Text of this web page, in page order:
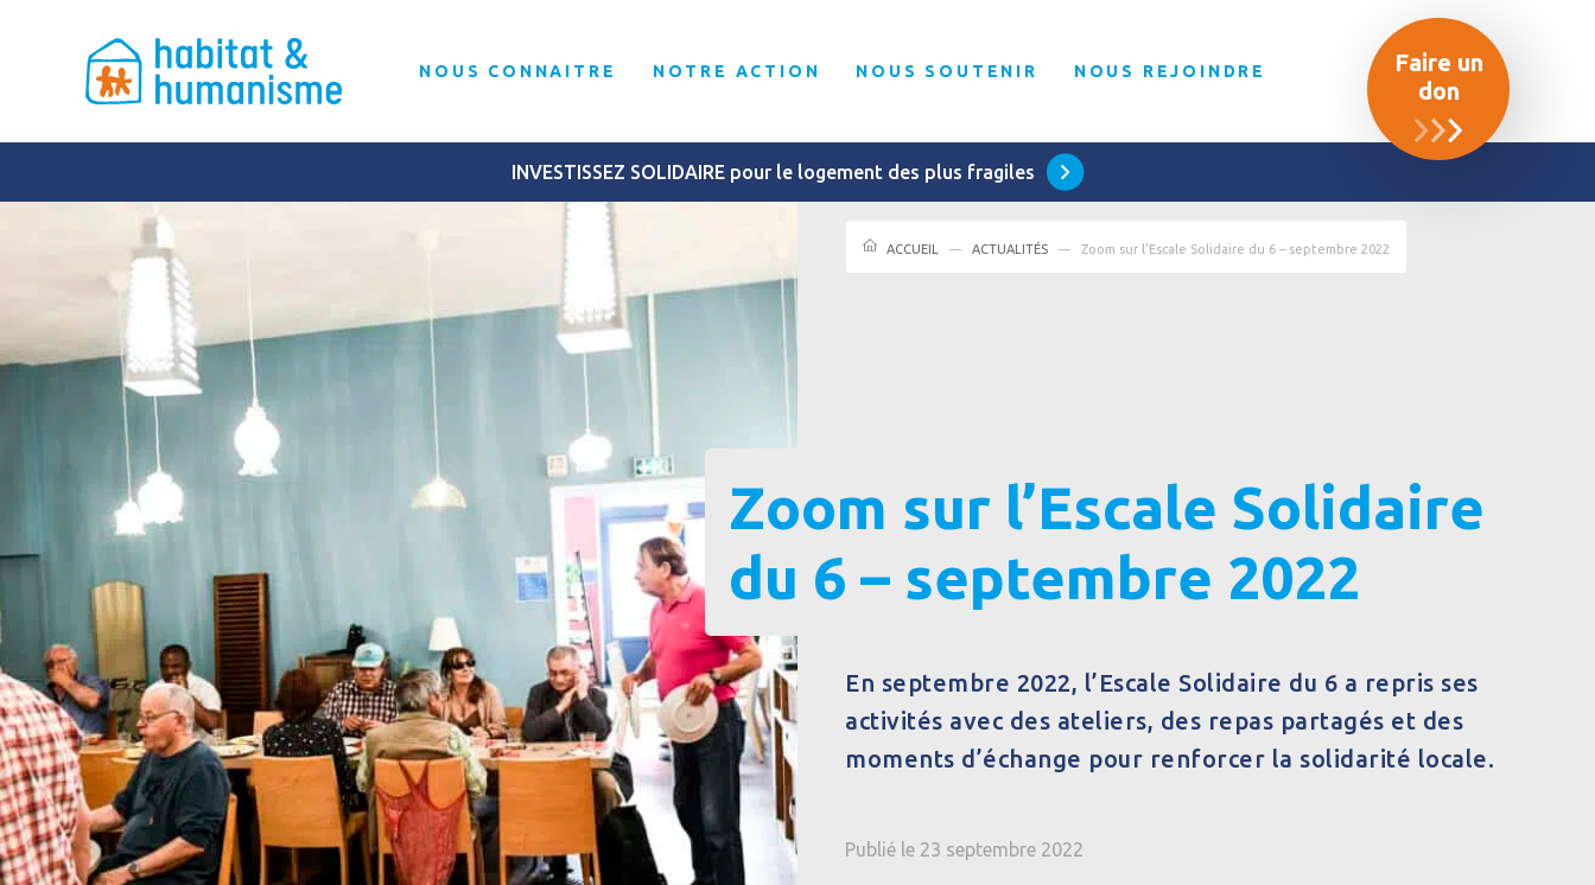
NOUS CONNAITRE NOTRE ACTION NOUS SOUTENIR NOUS REJOINDRE
Faire un
don
INVESTISSEZ SOLIDAIRE pour le logement des plus fragiles
ACCUEIL ACTUALITÉS Zoom sur l’Escale Solidaire du 6 – septembre 2022
Zoom sur l’Escale Solidaire
du 6 – septembre 2022
En septembre 2022, l’Escale Solidaire du 6 a repris ses
activités avec des ateliers, des repas partagés et des
moments d’échange pour renforcer la solidarité locale.
Publié le 23 septembre 2022